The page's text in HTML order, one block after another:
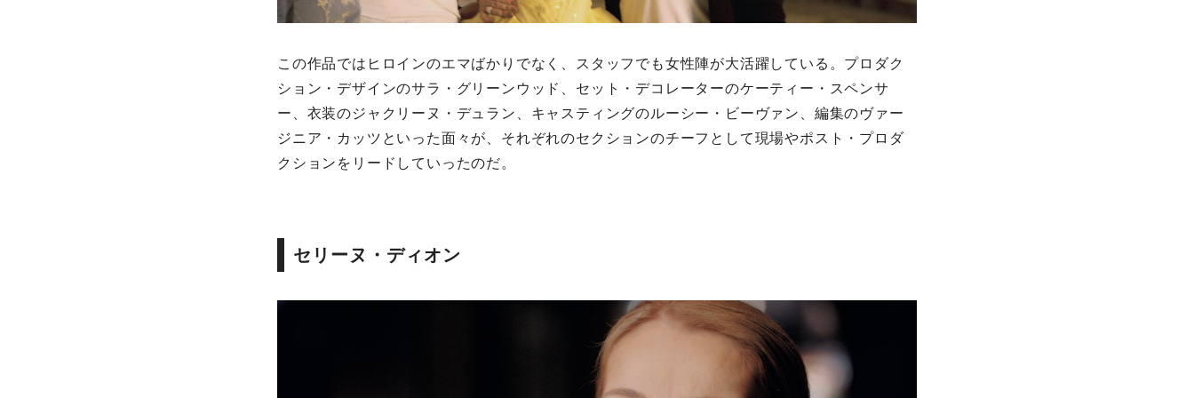
この作品ではヒロインのエマばかりでなく、スタッフでも女性陣が大活躍している。プロダク
ション・デザインのサラ・グリーンウッド、セット・デコレーターのケーティー・スペンサ
ー、衣装のジャクリーヌ・デュラン、キャスティングのルーシー・ビーヴァン、編集のヴァー
ジニア・カッツといった面々が、それぞれのセクションのチーフとして現場やポスト・プロダ
クションをリードしていったのだ。
セリーヌ・ディオン